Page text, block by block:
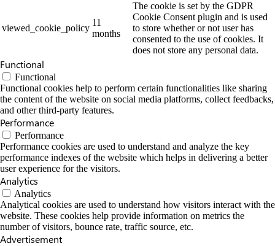
viewed_cookie_policy
11
months
The cookie is set by the GDPR
Cookie Consent plugin and is used
to store whether or not user has
consented to the use of cookies. It
does not store any personal data.
Functional
Functional
Functional cookies help to perform certain functionalities like sharing
the content of the website on social media platforms, collect feedbacks,
and other third-party features.
Performance
Performance
Performance cookies are used to understand and analyze the key
performance indexes of the website which helps in delivering a better
user experience for the visitors.
Analytics
Analytics
Analytical cookies are used to understand how visitors interact with the
website. These cookies help provide information on metrics the
number of visitors, bounce rate, traffic source, etc.
Advertisement